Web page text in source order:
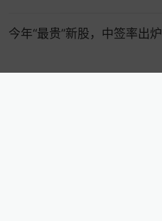
今年“最贵”新股，中签率出炉